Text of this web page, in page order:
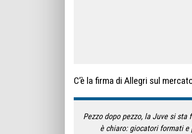
C’è la firma di Allegri sul
Pezzo dopo pezzo, la Juve si sta
è chiaro: giocatori formati e